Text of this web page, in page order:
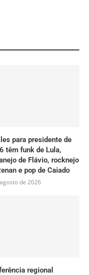
para presidente de
têm funk de Lula,
de Flávio, rocknejo
e pop de Caiado
de 2026
regional